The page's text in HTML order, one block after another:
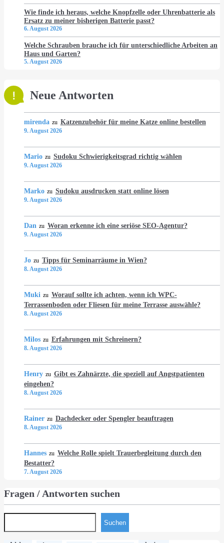
Wie finde ich heraus, welche Knopfzelle oder Uhrenbatterie als
Ersatz zu meiner bisherigen Batterie passt?
6. August 2026
Welche Schrauben brauche ich für unterschiedliche Arbeiten an
Haus und Garten?
5. August 2026
Neue Antworten
mirenda zu Katzenzubehör für meine Katze online bestellen
9. August 2026
Mario zu Sudoku Schwierigkeitsgrad richtig wählen
9. August 2026
Marko zu Sudoku ausdrucken statt online lösen
9. August 2026
Dan zu Woran erkenne ich eine seriöse SEO-Agentur?
9. August 2026
Jo zu Tipps für Seminarräume in Wien?
8. August 2026
Muki zu Worauf sollte ich achten, wenn ich WPC-
Terrassenboden oder Fliesen für meine Terrasse auswähle?
8. August 2026
Milos zu Erfahrungen mit Schreinern?
8. August 2026
Henry zu Gibt es Zahnärzte, die speziell auf Angstpatienten
eingehen?
8. August 2026
Rainer zu Dachdecker oder Spengler beauftragen
8. August 2026
Hannes zu Welche Rolle spielt Trauerbegleitung durch den
Bestatter?
7. August 2026
Fragen / Antworten suchen
Suchen